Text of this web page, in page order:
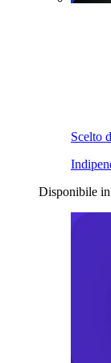
Scelto
Disponibile